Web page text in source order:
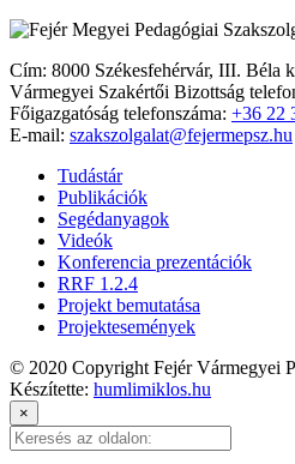
Cím: 8000 Székesfehérvár, III. Béla
Vármegyei Szakértői Bizottság
Főigazgatóság telefonszáma: +36 22
E-mail: szakszolgalat@fejermepsz.hu
Tudástár
Publikációk
Segédanyagok
Videók
Konferencia prezentációk
RRF 1.2.4
Projekt bemutatása
Projektesemények
© 2020 Copyright Fejér Vármegyei
Készítette: humlimiklos.hu
×